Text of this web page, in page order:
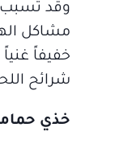
وقد تسبب
مشاكل
خفيفاً
شرائح
خذي